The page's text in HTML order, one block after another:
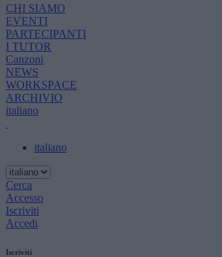
CHI SIAMO
EVENTI
PARTECIPANTI
I TUTOR
Canzoni
NEWS
WORKSPACE
ARCHIVIO
italiano
italiano
Cerca
Accesso
Iscriviti
Accedi
Iscriviti